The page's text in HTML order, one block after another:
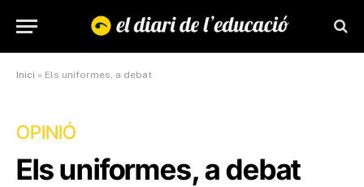
Inici » Els uniformes, a debat
OPINIÓ
Els uniformes, a debat